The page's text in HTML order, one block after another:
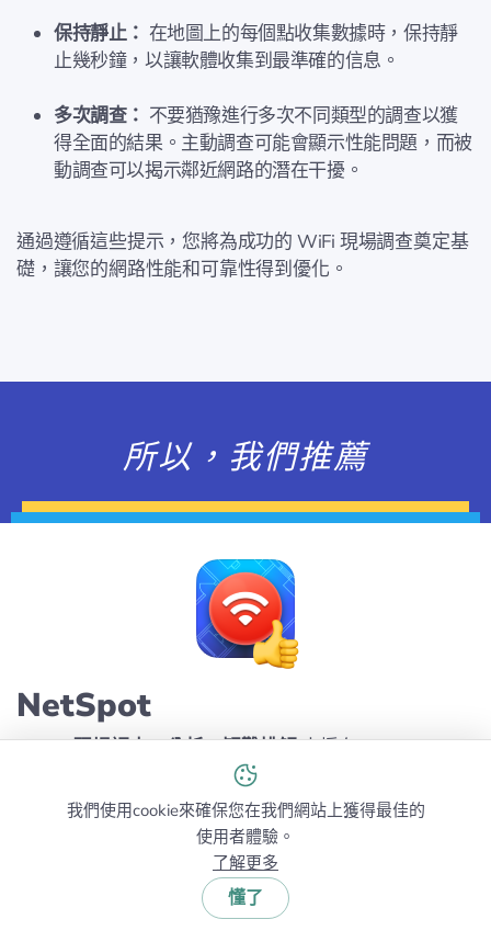
保持靜止： 在地圖上的每個點收集數據時，保持靜
止幾秒鐘，以讓軟體收集到最準確的信息。
多次調查： 不要猶豫進行多次不同類型的調查以獲
得全面的結果。主動調查可能會顯示性能問題，而被
動調查可以揭示鄰近網路的潛在干擾。
通過遵循這些提示，您將為成功的 WiFi 現場調查奠定基
礎，讓您的網路性能和可靠性得到優化。
所以，我們推薦
NetSpot
Wi-Fi 現場調查、分析、疑難排解支援在
MacBook（macOS 11+）或任何安裝標準
802.11be/ax/ac/n/g/a/b 無線網路配接器的筆電
（Windows 7/8/10/11）上運行。更多關於 802.11be
在這裡查閱。
我們使用cookie來確保您在我們網站上獲得最佳的
使用者體驗。
了解更多
懂了